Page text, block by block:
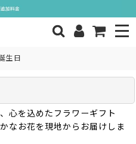
生日
心を込めたフラワーギフト
なお花を現地からお届けしま